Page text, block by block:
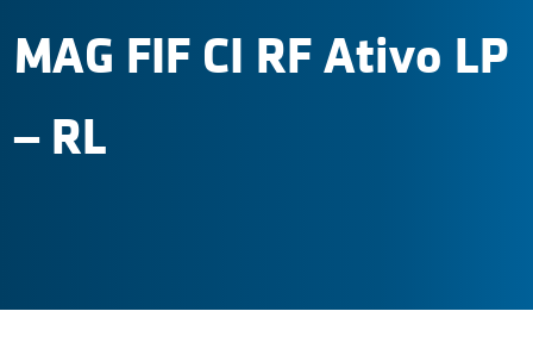
Investimentos
MAG FIF CI RF Ativo LP
– RL